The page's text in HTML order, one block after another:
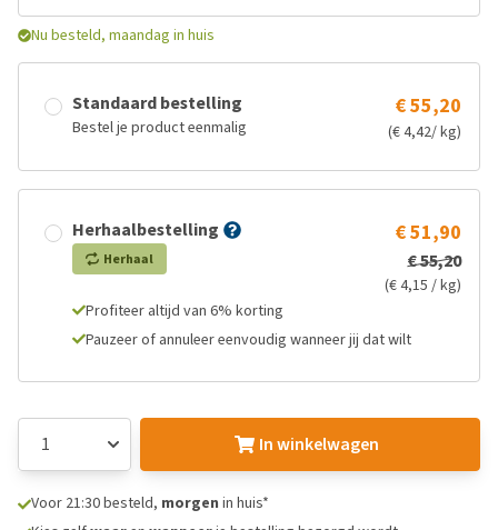
Nu besteld, maandag in huis
Standaard bestelling
Bestel je product eenmalig
€ 55,20
(€ 4,42/ kg)
Herhaalbestelling
Herhaal
€ 51,90
€ 55,20
(€ 4,15 / kg)
Profiteer altijd van 6% korting
Pauzeer of annuleer eenvoudig wanneer jij dat wilt
In winkelwagen
Voor 21:30 besteld, morgen in huis*